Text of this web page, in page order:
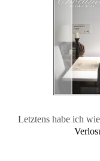
Letztens habe ich